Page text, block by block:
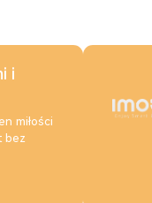
i
miłości
bez